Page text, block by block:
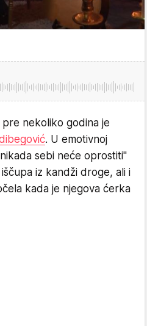
nekoliko godina je
. U emotivnoj
sebi neće oprostiti"
iz kandži droge, ali i
kada je njegova ćerka